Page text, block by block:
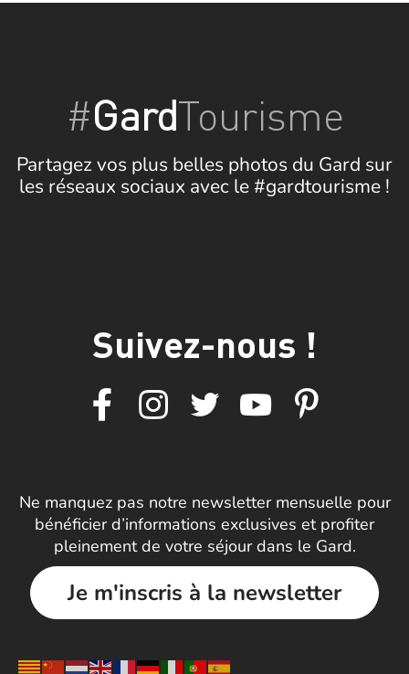
#GardTourisme
Partagez vos plus belles photos du Gard sur
les réseaux sociaux avec le #gardtourisme !
Suivez-nous !
Ne manquez pas notre newsletter mensuelle pour
bénéficier d’informations exclusives et profiter
pleinement de votre séjour dans le Gard.
Je m'inscris à la newsletter